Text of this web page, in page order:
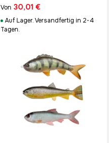
Von 30,01 €
Auf Lager. Versandfertig in 2-4
Tagen.